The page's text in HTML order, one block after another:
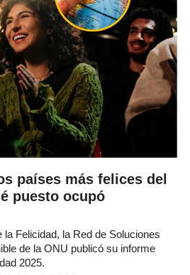
países más felices del
puesto ocupó
la Felicidad, la Red de Soluciones
de la ONU publicó su informe
2025.